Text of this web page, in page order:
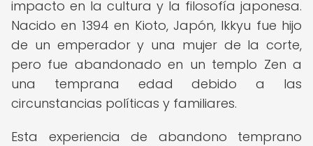
impacto en la cultura y la filosofía japonesa.
Nacido en 1394 en Kioto, Japón, Ikkyu fue hijo
de un emperador y una mujer de la corte,
pero fue abandonado en un templo Zen a
una temprana edad debido a las
circunstancias políticas y familiares.
Esta experiencia de abandono temprano